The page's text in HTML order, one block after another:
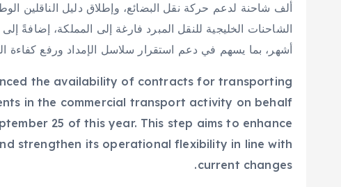
ألف شاحنة لدعم حركة نقل البضائع، وإطلاق دليل الناقلين
أشهر، بما يسهم في دعم استقرار سلاسل الإمداد ورفع كفاءة
the availability of contracts for transporting
in the commercial transport activity on behalf
25 of this year. This step aims to enhance
strengthen its operational flexibility in line with
current changes.